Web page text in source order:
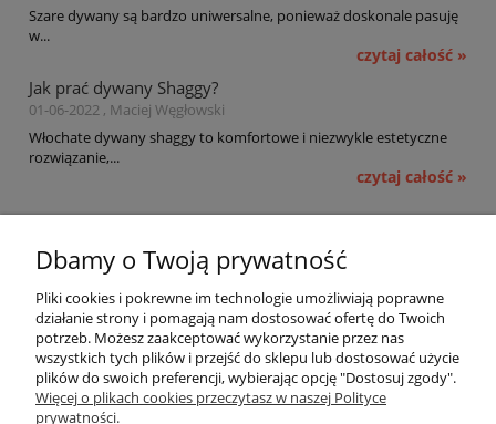
Szare dywany są bardzo uniwersalne, ponieważ doskonale pasuję
w...
czytaj całość »
Jak prać dywany Shaggy?
01-06-2022 , Maciej Węgłowski
Włochate dywany shaggy to komfortowe i niezwykle estetyczne
rozwiązanie,...
czytaj całość »
Płatności i dostawa
Informacje
Dbamy o Twoją prywatność
Pliki cookies i pokrewne im technologie umożliwiają poprawne
działanie strony i pomagają nam dostosować ofertę do Twoich
potrzeb. Możesz zaakceptować wykorzystanie przez nas
wszystkich tych plików i przejść do sklepu lub dostosować użycie
plików do swoich preferencji, wybierając opcję "Dostosuj zgody".
Więcej o plikach cookies przeczytasz w naszej Polityce
prywatności.